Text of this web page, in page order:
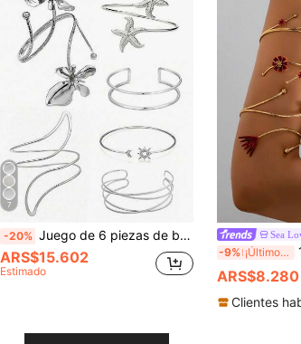
7
-20% Juego de 6 piezas de brazaletes de brazo geométricos de moda, brazaletes de brazo de metal ajustables con diseños de flor, sol y estrella, personalizables para capas, adecuados para fiestas y uso diario
ARS$15.602
Estimado
Sea
-9% ¡Últimos 3 días 1
ARS$8.280
Clientes